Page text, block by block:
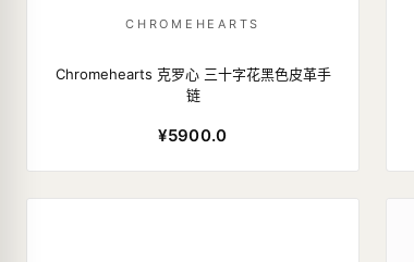
CHROMEHEARTS
Chromehearts 克罗心 三十字花黑色皮革手
链
¥5900.0